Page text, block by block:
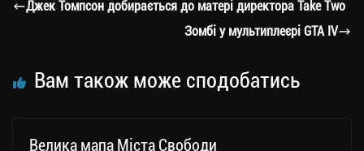
ти
Джек Томпсон добирається до матері директора Take Two
Зомбі у мультиплеєрі GTA IV
Вам також може сподобатись
Велика мапа Міста Свободи